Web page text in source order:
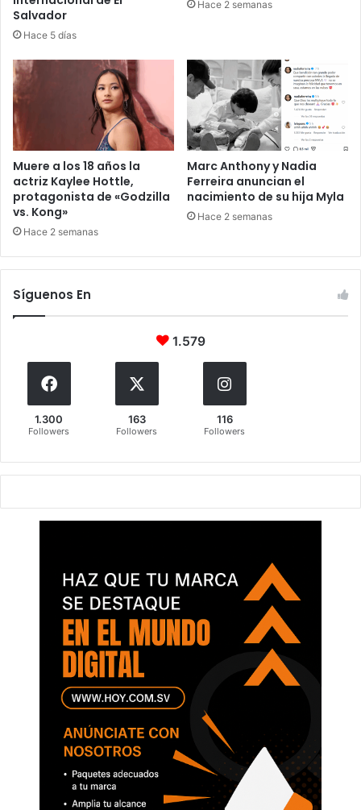
Salvador
Hace 5 días
Hace 2 semanas
Muere a los 18 años la
actriz Kaylee Hottle,
protagonista de «Godzilla
vs. Kong»
Hace 2 semanas
Marc Anthony y Nadia
Ferreira anuncian el
nacimiento de su hija Myla
Hace 2 semanas
Síguenos En
1.579
1.300
Followers
163
Followers
116
Followers